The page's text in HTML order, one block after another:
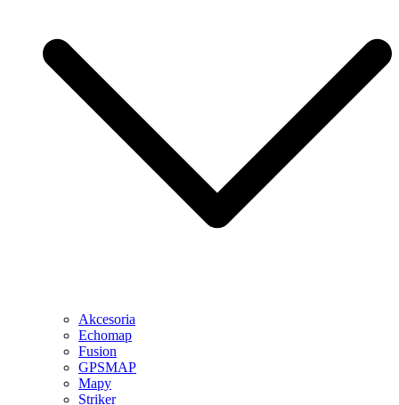
Akcesoria
Echomap
Fusion
GPSMAP
Mapy
Striker